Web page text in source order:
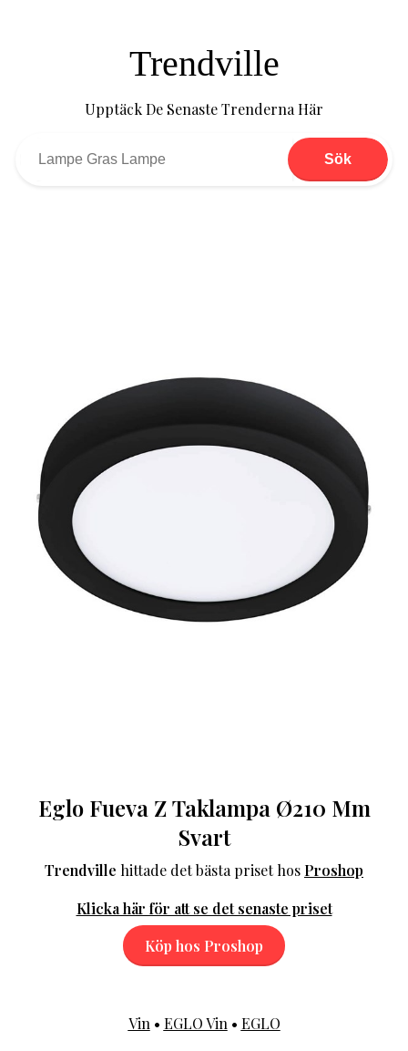
Trendville
Upptäck De Senaste Trenderna Här
Sök
Eglo Fueva Z Taklampa Ø210 Mm
Svart
Trendville hittade det bästa priset hos Proshop
Klicka här för att se det senaste priset
Köp hos Proshop
Vin • EGLO Vin • EGLO